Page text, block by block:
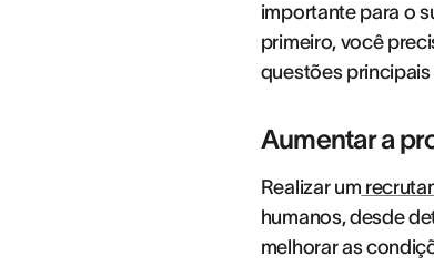
importante para o
primeiro, você
questões
Aumentar a
Realizar um
humanos, desde
melhorar as